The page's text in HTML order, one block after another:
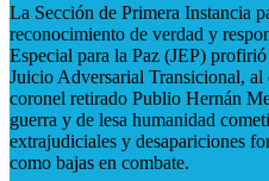
La Sección de Primera Instancia
reconocimiento de verdad y
Especial para la Paz (JEP)
Juicio Adversarial Transicional, al
coronel retirado Publio Hernán
guerra y de lesa humanidad
extrajudiciales y desapariciones
como bajas en combate.